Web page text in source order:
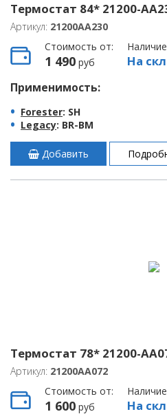
Термостат 84* 21200-
Артикул: 21200AA230
Стоимость от:
1 490 руб
Наличие
На
Применимость:
Forester: SH
Legacy: BR-BM
Добавить
Термостат 78* 21200-
Артикул: 21200AA072
Стоимость от:
1 600 руб
Наличие
На